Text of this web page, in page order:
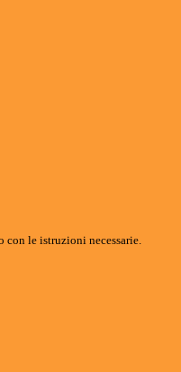
le istruzioni necessarie.